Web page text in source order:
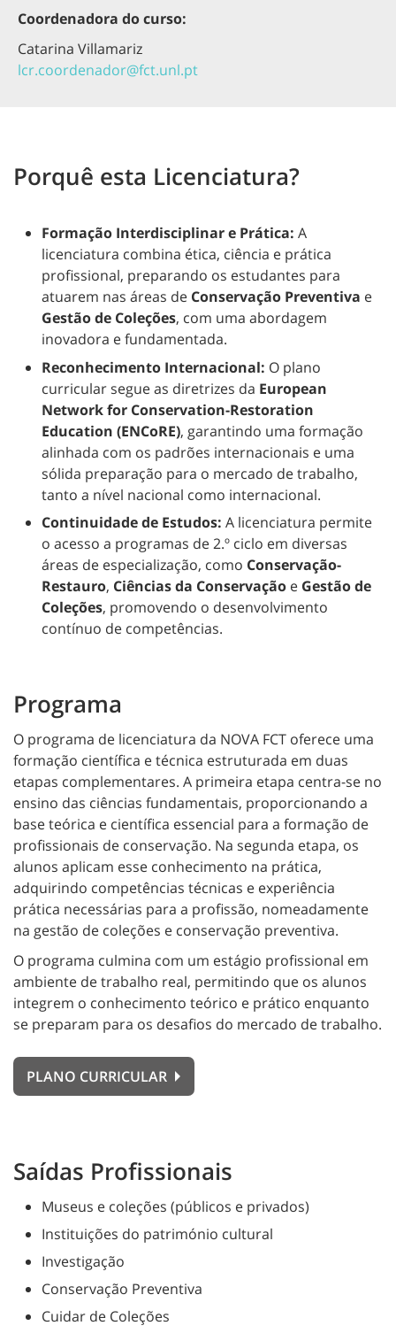
Coordenadora do curso:
Catarina Villamariz
lcr.coordenador@fct.unl.pt
Porquê esta Licenciatura?
Formação Interdisciplinar e Prática: A
licenciatura combina ética, ciência e prática
profissional, preparando os estudantes para
atuarem nas áreas de Conservação Preventiva e
Gestão de Coleções, com uma abordagem
inovadora e fundamentada.
Reconhecimento Internacional: O plano
curricular segue as diretrizes da European
Network for Conservation-Restoration
Education (ENCoRE), garantindo uma formação
alinhada com os padrões internacionais e uma
sólida preparação para o mercado de trabalho,
tanto a nível nacional como internacional.
Continuidade de Estudos: A licenciatura permite
o acesso a programas de 2.º ciclo em diversas
áreas de especialização, como Conservação-
Restauro, Ciências da Conservação e Gestão de
Coleções, promovendo o desenvolvimento
contínuo de competências.
Programa
O programa de licenciatura da NOVA FCT oferece uma
formação científica e técnica estruturada em duas
etapas complementares. A primeira etapa centra-se no
ensino das ciências fundamentais, proporcionando a
base teórica e científica essencial para a formação de
profissionais de conservação. Na segunda etapa, os
alunos aplicam esse conhecimento na prática,
adquirindo competências técnicas e experiência
prática necessárias para a profissão, nomeadamente
na gestão de coleções e conservação preventiva.
O programa culmina com um estágio profissional em
ambiente de trabalho real, permitindo que os alunos
integrem o conhecimento teórico e prático enquanto
se preparam para os desafios do mercado de trabalho.
PLANO CURRICULAR
Saídas Profissionais
Museus e coleções (públicos e privados)
Instituições do património cultural
Investigação
Conservação Preventiva
Cuidar de Coleções